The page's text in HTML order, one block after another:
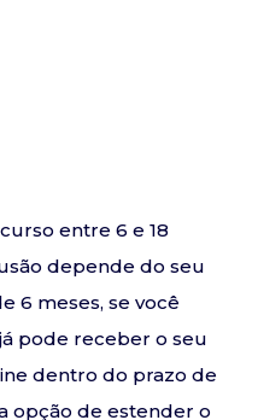
entre 6 e 18
depende do seu
6 meses, se você
pode receber o seu
dentro do prazo de
opção de estender o